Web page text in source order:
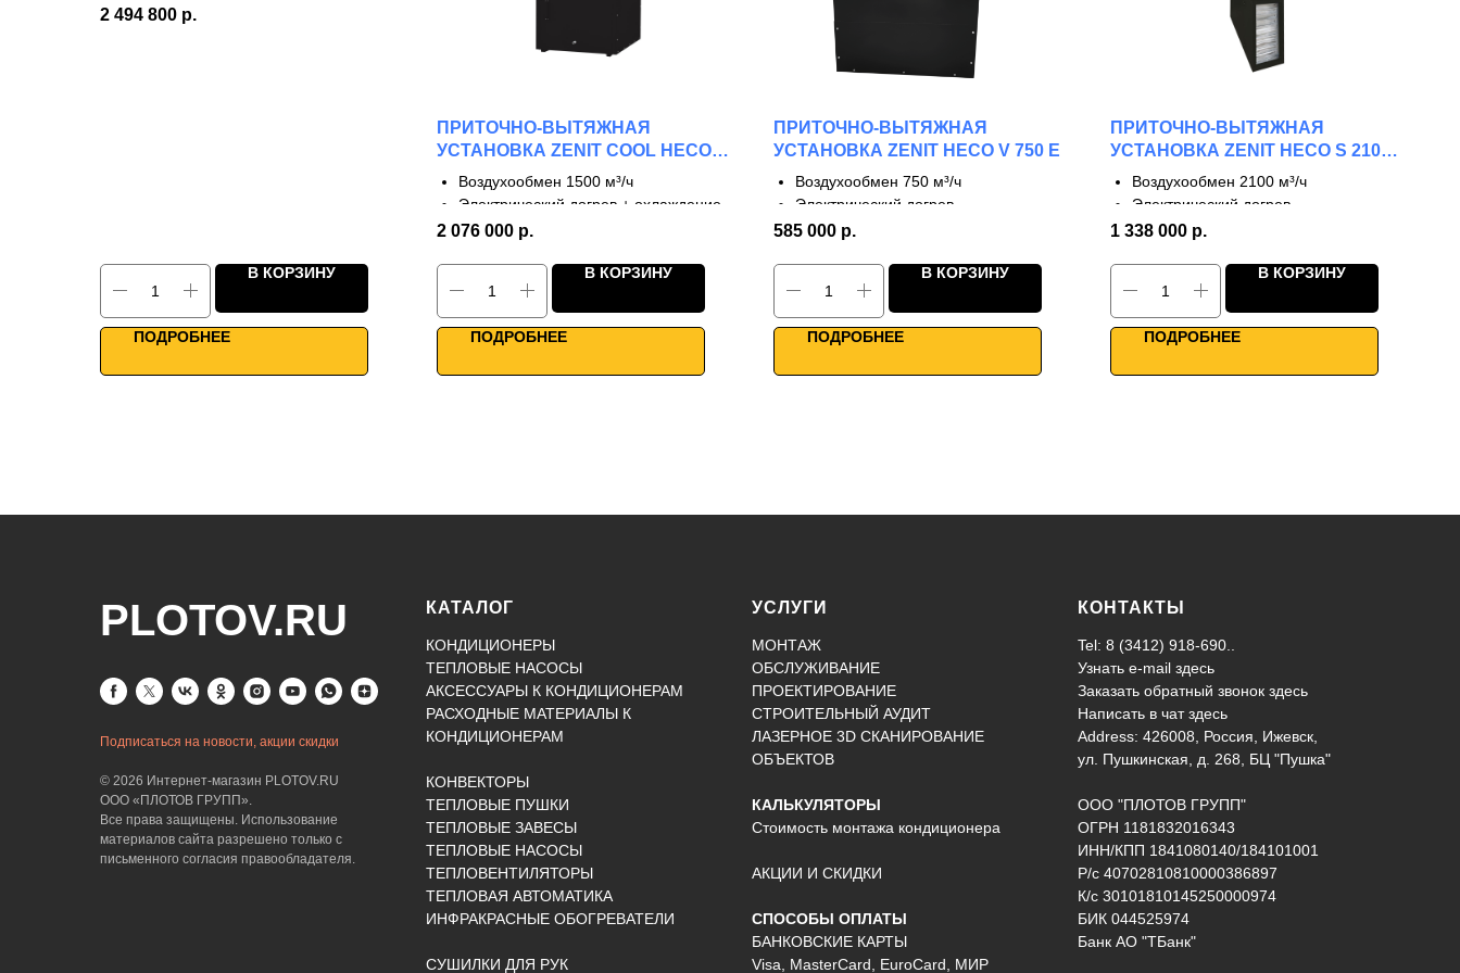
Роторный рекуператор
2 494 800 р.
В КОРЗИНУ
ПОДРОБНЕЕ
ПРИТОЧНО-ВЫТЯЖНАЯ
УСТАНОВКА ZENIT COOL HECO V
1500 E
Воздухообмен 1500 м³/ч
Электрический догрев + охлаждение
3 ступени рекуперации
Однонаправленные фланцы
Высокая производительность
WiFi управление
2 076 000 р.
В КОРЗИНУ
ПОДРОБНЕЕ
ПРИТОЧНО-ВЫТЯЖНАЯ
УСТАНОВКА ZENIT HECO V 750 E
Воздухообмен 750 м³/ч
Электрический догрев
3 ступени рекуперации
Однонаправленные фланцы
Высокая эффективность
Умное управление
585 000 р.
В КОРЗИНУ
ПОДРОБНЕЕ
ПРИТОЧНО-ВЫТЯЖНАЯ
УСТАНОВКА ZENIT HECO S 2100
Воздухообмен 2100 м³/ч
Электрический догрев
3 ступени рекуперации
Каркасно-панельная конструкция
Высокий КПД
Умное управление
1 338 000 р.
В КОРЗИНУ
ПОДРОБНЕЕ
PLOTOV.RU
Подписаться на новости, акции скидки
© 2026 Интернет-магазин PLOTOV.RU
ООО «ПЛОТОВ ГРУПП».
Все права защищены. Использование
материалов сайта разрешено только с
письменного согласия правообладателя.
КАТАЛОГ
КОНДИЦИОНЕРЫ
ТЕПЛОВЫЕ НАСОСЫ
АКСЕССУАРЫ К КОНДИЦИОНЕРАМ
РАСХОДНЫЕ МАТЕРИАЛЫ К
КОНДИЦИОНЕРАМ
КОНВЕКТОРЫ
ТЕПЛОВЫЕ ПУШКИ
ТЕПЛОВЫЕ ЗАВЕСЫ
ТЕПЛОВЫЕ НАСОСЫ
ТЕПЛОВЕНТИЛЯТОРЫ
ТЕПЛОВАЯ АВТОМАТИКА
ИНФРАКРАСНЫЕ ОБОГРЕВАТЕЛИ
СУШИЛКИ ДЛЯ РУК
УСЛУГИ
МОНТАЖ
ОБСЛУЖИВАНИЕ
ПРОЕКТИРОВАНИЕ
СТРОИТЕЛЬНЫЙ АУДИТ
ЛАЗЕРНОЕ 3D СКАНИРОВАНИЕ
ОБЪЕКТОВ
КАЛЬКУЛЯТОРЫ
Стоимость монтажа кондиционера
АКЦИИ И СКИДКИ
СПОСОБЫ ОПЛАТЫ
БАНКОВСКИЕ КАРТЫ
Visa, MasterCard, EuroCard, МИР
КОНТАКТЫ
Tel: 8 (3412) 918-690..
Узнать e-mail здесь
Заказать обратный звонок здесь
Написать в чатздесь
Address: 426008, Россия, Ижевск,
ул. Пушкинская, д. 268, БЦ "Пушка"
ООО "ПЛОТОВ ГРУПП"
ОГРН 1181832016343
ИНН/КПП 1841080140/184101001
Р/с 40702810810000386897
К/с 30101810145250000974
БИК 044525974
Банк АО "ТБанк"